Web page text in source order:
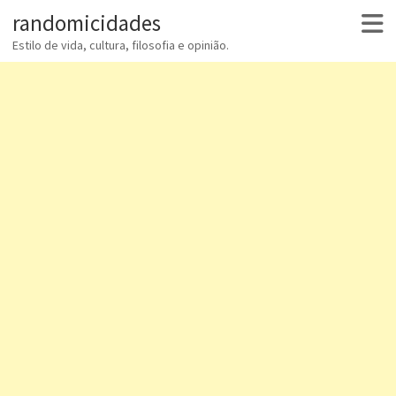
randomicidades
Estilo de vida, cultura, filosofia e opinião.